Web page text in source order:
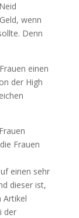
wenn
Denn
einen
der High
Frauen
einen sehr
dieser ist,
Artikel
der